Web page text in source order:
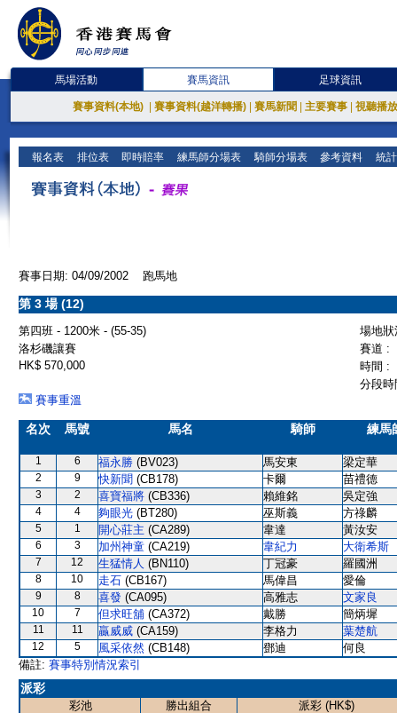
馬場活動 賽馬資訊 足球資訊
賽事資料(本地) 賽事資料(越洋轉播) 賽馬新聞 主要賽事 視聽播
報名表 排位表 即時賠率 練馬師分場表 騎師分場表 參考資料 統
賽事日期: 04/09/2002 跑馬地
第 3 場 (12)
第四班 - 1200米 - (55-35)
場地
洛杉磯讓賽
賽道 :
HK$ 570,000
時間 :
分段
賽事重溫
名次 馬號 馬名 騎師 練馬
1 6 福永勝 (BV023) 馬安東 梁定華
2 9 快新聞 (CB178) 卡爾 苗禮德
3 2 喜寶福將 (CB336) 賴維銘 吳定強
4 4 夠眼光 (BT280) 巫斯義 方祿麟
5 1 開心莊主 (CA289) 韋達 黃汝安
6 3 加州神童 (CA219) 韋紀力 大衛希斯
7 12 生猛情人 (BN110) 丁冠豪 羅國洲
8 10 走石 (CB167) 馬偉昌 愛倫
9 8 喜發 (CA095) 高雅志 文家良
10 7 但求旺舖 (CA372) 戴勝 簡炳墀
11 11 贏威威 (CA159) 李格力 葉楚航
12 5 風采依然 (CB148) 鄧迪
何良
備註: 賽事特別情況索引
派彩
彩池 勝出組合
派彩 (HK$)